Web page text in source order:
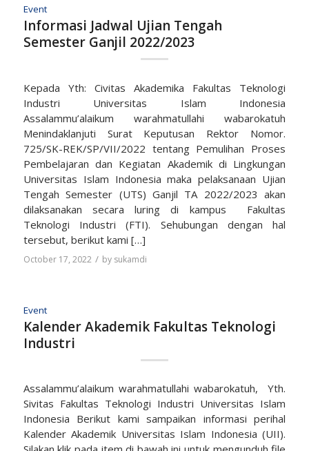
Event
Informasi Jadwal Ujian Tengah
Semester Ganjil 2022/2023
Kepada Yth: Civitas Akademika Fakultas Teknologi
Industri Universitas Islam Indonesia
Assalammu’alaikum warahmatullahi wabarokatuh
Menindaklanjuti Surat Keputusan Rektor Nomor.
725/SK-REK/SP/VII/2022 tentang Pemulihan Proses
Pembelajaran dan Kegiatan Akademik di Lingkungan
Universitas Islam Indonesia maka pelaksanaan Ujian
Tengah Semester (UTS) Ganjil TA 2022/2023 akan
dilaksanakan secara luring di kampus Fakultas
Teknologi Industri (FTI). Sehubungan dengan hal
tersebut, berikut kami […]
October 17, 2022 / by sukamdi
Event
Kalender Akademik Fakultas Teknologi
Industri
Assalammu’alaikum warahmatullahi wabarokatuh, Yth.
Sivitas Fakultas Teknologi Industri Universitas Islam
Indonesia Berikut kami sampaikan informasi perihal
Kalender Akademik Universitas Islam Indonesia (UII).